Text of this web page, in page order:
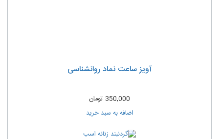
آویز ساعت نماد روانشناسی
350,000 تومان
اضافه به سبد خرید